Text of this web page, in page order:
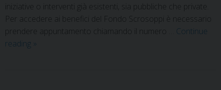
iniziative o interventi già esistenti, sia pubbliche che private.
Per accedere ai benefici del Fondo Scrosoppi è necessario
prendere appuntamento chiamando il numero … Continue
reading »